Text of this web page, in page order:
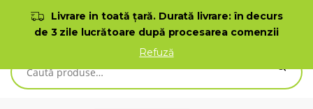
Livrare in toată ţară. Durată livrare: în decurs
de 3 zile lucrătoare după procesarea comenzii
Refuză